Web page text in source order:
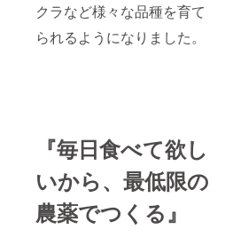
クラなど様々な品種を育て
られるようになりました。
『毎日食べて欲し
いから、最低限の
農薬でつくる』